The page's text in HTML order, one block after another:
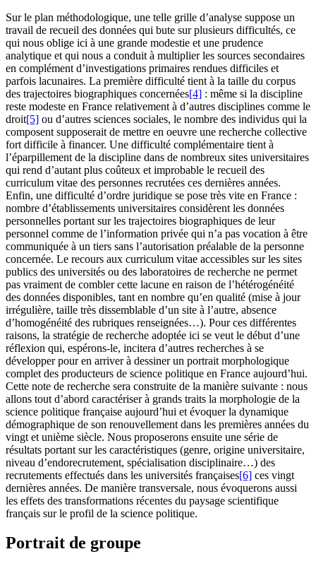
Sur le plan méthodologique, une telle grille d’analyse suppose un
travail de recueil des données qui bute sur plusieurs difficultés, ce
qui nous oblige ici à une grande modestie et une prudence
analytique et qui nous a conduit à multiplier les sources secondaires
en complément d’investigations primaires rendues difficiles et
parfois lacunaires. La première difficulté tient à la taille du corpus
des trajectoires biographiques concernées[4] : même si la discipline
reste modeste en France relativement à d’autres disciplines comme le
droit[5] ou d’autres sciences sociales, le nombre des individus qui la
composent supposerait de mettre en oeuvre une recherche collective
fort difficile à financer. Une difficulté complémentaire tient à
l’éparpillement de la discipline dans de nombreux sites universitaires
qui rend d’autant plus coûteux et improbable le recueil des
curriculum vitae des personnes recrutées ces dernières années.
Enfin, une difficulté d’ordre juridique se pose très vite en France :
nombre d’établissements universitaires considèrent les données
personnelles portant sur les trajectoires biographiques de leur
personnel comme de l’information privée qui n’a pas vocation à être
communiquée à un tiers sans l’autorisation préalable de la personne
concernée. Le recours aux curriculum vitae accessibles sur les sites
publics des universités ou des laboratoires de recherche ne permet
pas vraiment de combler cette lacune en raison de l’hétérogénéité
des données disponibles, tant en nombre qu’en qualité (mise à jour
irrégulière, taille très dissemblable d’un site à l’autre, absence
d’homogénéité des rubriques renseignées…). Pour ces différentes
raisons, la stratégie de recherche adoptée ici se veut le début d’une
réflexion qui, espérons-le, incitera d’autres recherches à se
développer pour en arriver à dessiner un portrait morphologique
complet des producteurs de science politique en France aujourd’hui.
Cette note de recherche sera construite de la manière suivante : nous
allons tout d’abord caractériser à grands traits la morphologie de la
science politique française aujourd’hui et évoquer la dynamique
démographique de son renouvellement dans les premières années du
vingt et unième siècle. Nous proposerons ensuite une série de
résultats portant sur les caractéristiques (genre, origine universitaire,
niveau d’endorecrutement, spécialisation disciplinaire…) des
recrutements effectués dans les universités françaises[6] ces vingt
dernières années. De manière transversale, nous évoquerons aussi
les effets des transformations récentes du paysage scientifique
français sur le profil de la science politique.
Portrait de groupe